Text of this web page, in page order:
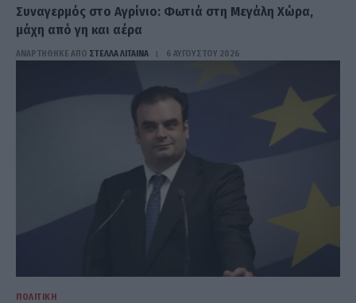
Συναγερμός στο Αγρίνιο: Φωτιά στη Μεγάλη Χώρα,
μάχη από γη και αέρα
ΑΝΑΡΤΗΘΗΚΕ ΑΠΟ ΣΤΈΛΛΑ ΛΊΤΑΙΝΑ 6 ΑΥΓΟΎΣΤΟΥ 2026
ΠΟΛΙΤΙΚΉ